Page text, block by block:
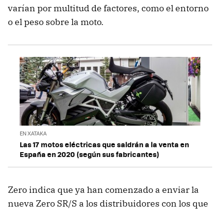
varían por multitud de factores, como el entorno
o el peso sobre la moto.
EN XATAKA
Las 17 motos eléctricas que saldrán a la venta en
España en 2020 (según sus fabricantes)
Zero indica que ya han comenzado a enviar la
nueva Zero SR/S a los distribuidores con los que